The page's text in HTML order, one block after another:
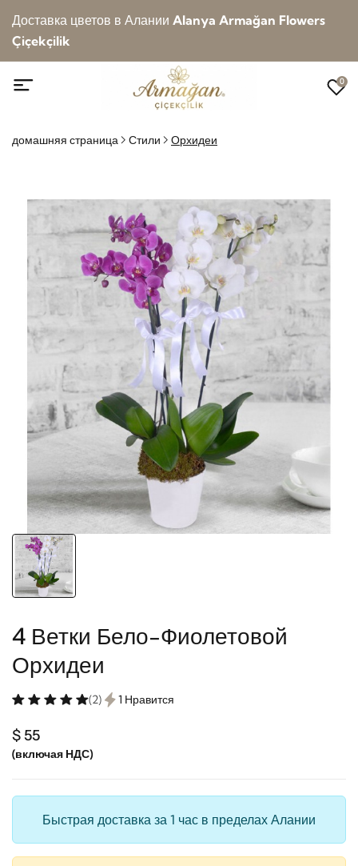
Доставка цветов в Алании Alanya Armağan Flowers
Çiçekçilik
0
домашняя страница Стили Орхидеи
4 Ветки Бело-Фиолетовой
Орхидеи
(2) 1 Нравится
$ 55
(включая НДС)
Быстрая доставка за 1 час в пределах Алании